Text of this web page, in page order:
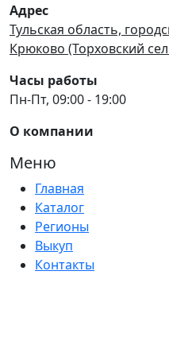
Адрес
Тульская область,
Крюково (Торховский
Часы работы
Пн-Пт, 09:00 - 19:00
О компании
Меню
Главная
Каталог
Регионы
Выкуп
Контакты